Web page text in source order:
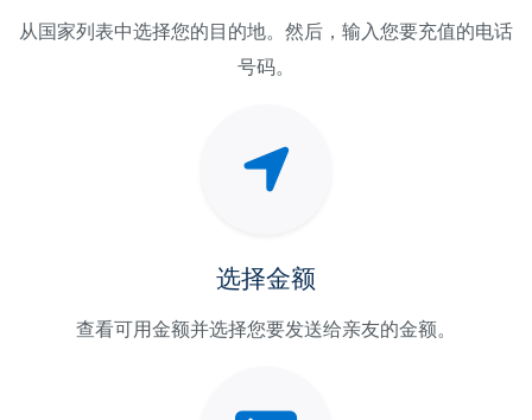
从国家列表中选择您的目的地。然后，输入您要充值的电话
号码。
选择金额
查看可用金额并选择您要发送给亲友的金额。